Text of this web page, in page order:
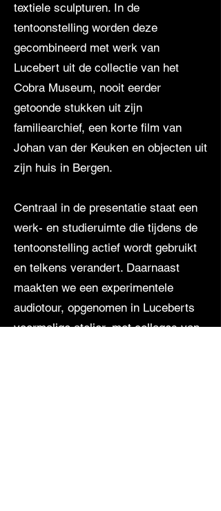
textiele sculpturen. In de
tentoonstelling worden deze
gecombineerd met werk van
Lucebert uit de collectie van het
Cobra Museum, nooit eerder
getoonde stukken uit zijn
familiearchief, een korte film van
Johan van der Keuken en objecten uit
zijn huis in Bergen.
Centraal in de presentatie staat een
werk- en studieruimte die tijdens de
tentoonstelling actief wordt gebruikt
en telkens verandert. Daarnaast
maakten we een experimentele
audiotour, opgenomen in Luceberts
voormalige atelier, met collages van